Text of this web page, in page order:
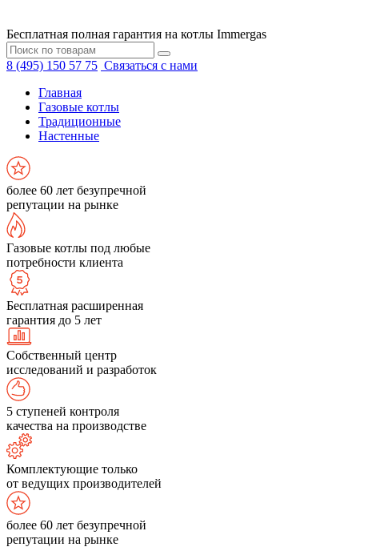
Бесплатная полная гарантия на котлы Immergas
8 (495) 150 57 75 Связаться с нами
Главная
Газовые котлы
Традиционные
Настенные
более 60 лет безупречной
репутации на рынке
Газовые котлы под любые
потребности клиента
Бесплатная расширенная
гарантия до 5 лет
Собственный центр
исследований и разработок
5 ступеней контроля
качества на производстве
Комплектующие только
от ведущих производителей
более 60 лет безупречной
репутации на рынке